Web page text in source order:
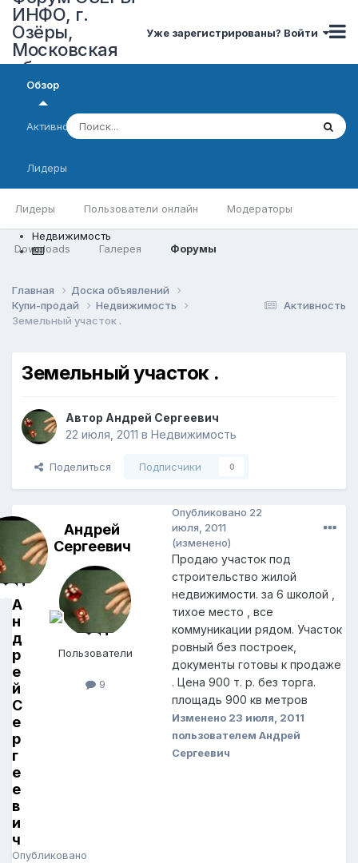
ИНФО, г.
Озёры,
Московская
область
Уже зарегистрированы? Войти
Обзор
Лидеры Пользователи онлайн Модераторы
Downloads Галерея Форумы
Активность
Лидеры
Недвижимость
Активность
Главная
Доска объявлений
Купи-продай
Недвижимость
Земельный участок .
Земельный участок .
Автор Андрей Сергеевич
22 июля, 2011 в Недвижимость
Поделиться Подписчики 0
А
н
д
р
е
й
С
е
р
г
е
е
в
и
ч
Опубликовано
Андрей
Сергеевич
Пользователи
9
Опубликовано 22
июля, 2011
(изменено)
Продаю участок под
строительство жилой
недвижимости. за 6 школой ,
тихое место , все
коммуникации рядом. Участок
ровный без построек,
документы готовы к продаже
. Цена 900 т. р. без торга.
площадь 900 кв метров
Изменено 23 июля, 2011
пользователем Андрей
Сергеевич